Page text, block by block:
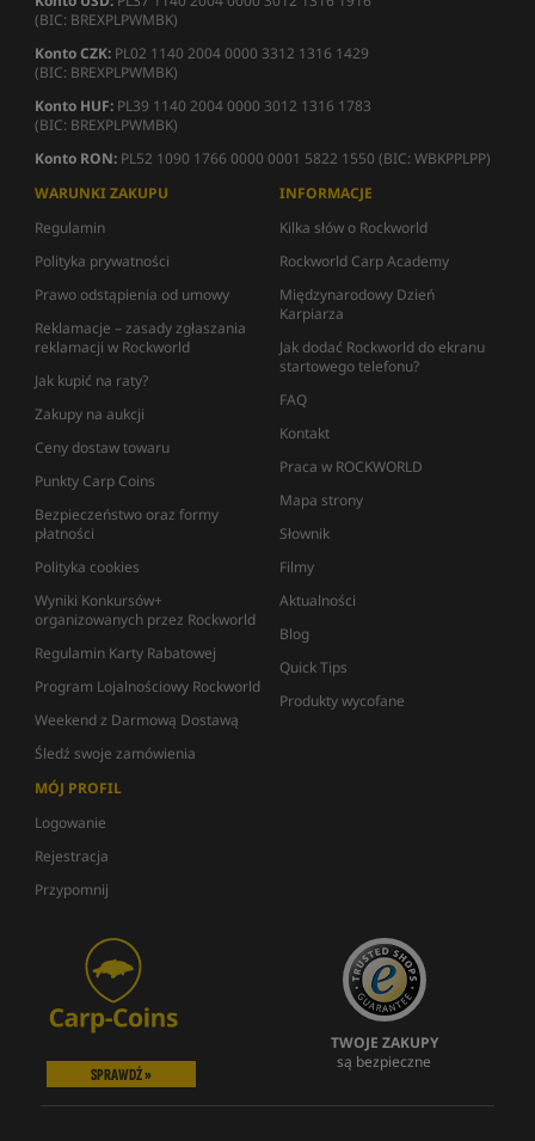
(BIC: BREXPLPWMBK)
Konto CZK: PL02 1140 2004 0000 3312 1316 1429
(BIC: BREXPLPWMBK)
Konto HUF: PL39 1140 2004 0000 3012 1316 1783
(BIC: BREXPLPWMBK)
Konto RON: PL52 1090 1766 0000 0001 5822 1550 (BIC: WBKPPLPP)
WARUNKI ZAKUPU
Regulamin
Polityka prywatności
Prawo odstąpienia od umowy
Reklamacje – zasady zgłaszania
reklamacji w Rockworld
Jak kupić na raty?
Zakupy na aukcji
Ceny dostaw towaru
Punkty Carp Coins
Bezpieczeństwo oraz formy
płatności
Polityka cookies
Wyniki Konkursów+
organizowanych przez Rockworld
Regulamin Karty Rabatowej
Program Lojalnościowy Rockworld
Weekend z Darmową Dostawą
Śledź swoje zamówienia
INFORMACJE
Kilka słów o Rockworld
Rockworld Carp Academy
Międzynarodowy Dzień
Karpiarza
Jak dodać Rockworld do ekranu
startowego telefonu?
FAQ
Kontakt
Praca w ROCKWORLD
Mapa strony
Słownik
Filmy
Aktualności
Blog
Quick Tips
Produkty wycofane
MÓJ PROFIL
Logowanie
Rejestracja
Przypomnij
SPRAWDŹ »
TWOJE ZAKUPY
są bezpieczne